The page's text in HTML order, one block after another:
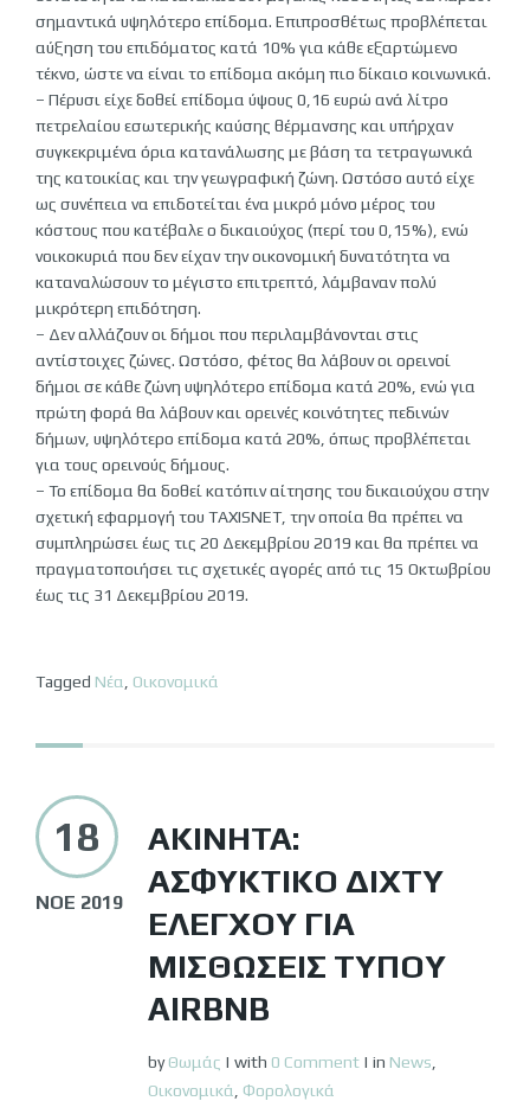
σημαντικά υψηλότερο επίδομα. Επιπροσθέτως προβλέπεται
αύξηση του επιδόματος κατά 10% για κάθε εξαρτώμενο
τέκνο, ώστε να είναι το επίδομα ακόμη πιο δίκαιο κοινωνικά.
– Πέρυσι είχε δοθεί επίδομα ύψους 0,16 ευρώ ανά λίτρο
πετρελαίου εσωτερικής καύσης θέρμανσης και υπήρχαν
συγκεκριμένα όρια κατανάλωσης με βάση τα τετραγωνικά
της κατοικίας και την γεωγραφική ζώνη. Ωστόσο αυτό είχε
ως συνέπεια να επιδοτείται ένα μικρό μόνο μέρος του
κόστους που κατέβαλε ο δικαιούχος (περί του 0,15%), ενώ
νοικοκυριά που δεν είχαν την οικονομική δυνατότητα να
καταναλώσουν το μέγιστο επιτρεπτό, λάμβαναν πολύ
μικρότερη επιδότηση.
– Δεν αλλάζουν οι δήμοι που περιλαμβάνονται στις
αντίστοιχες ζώνες. Ωστόσο, φέτος θα λάβουν οι ορεινοί
δήμοι σε κάθε ζώνη υψηλότερο επίδομα κατά 20%, ενώ για
πρώτη φορά θα λάβουν και ορεινές κοινότητες πεδινών
δήμων, υψηλότερο επίδομα κατά 20%, όπως προβλέπεται
για τους ορεινούς δήμους.
– Το επίδομα θα δοθεί κατόπιν αίτησης του δικαιούχου στην
σχετική εφαρμογή του TAXISNET, την οποία θα πρέπει να
συμπληρώσει έως τις 20 Δεκεμβρίου 2019 και θα πρέπει να
πραγματοποιήσει τις σχετικές αγορές από τις 15 Οκτωβρίου
έως τις 31 Δεκεμβρίου 2019.
Tagged Νέα Οικονομικά
18
ΝΟΈ 2019
ΑΚΊΝΗΤΑ:
ΑΣΦΥΚΤΙΚΌ ΔΊΧΤΥ
ΕΛΈΓΧΟΥ ΓΙΑ
ΜΙΣΘΏΣΕΙΣ ΤΎΠΟΥ
AIRBNB
byΘωμάς | with 0 Comment | in News
Οικονομικά
Φορολογικά